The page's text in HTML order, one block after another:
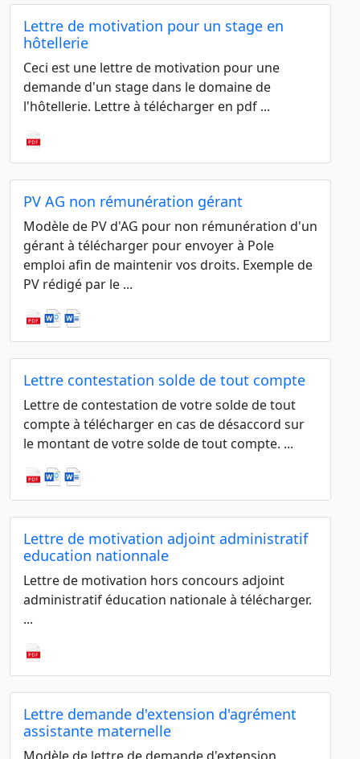
Lettre de motivation pour un stage en
hôtellerie
Ceci est une lettre de motivation pour une
demande d'un stage dans le domaine de
l'hôtellerie. Lettre à télécharger en pdf ...
PV AG non rémunération gérant
Modèle de PV d'AG pour non rémunération d'un
gérant à télécharger pour envoyer à Pole
emploi afin de maintenir vos droits. Exemple de
PV rédigé par le ...
Lettre contestation solde de tout compte
Lettre de contestation de votre solde de tout
compte à télécharger en cas de désaccord sur
le montant de votre solde de tout compte. ...
Lettre de motivation adjoint administratif
education nationnale
Lettre de motivation hors concours adjoint
administratif éducation nationale à télécharger.
...
Lettre demande d'extension d'agrément
assistante maternelle